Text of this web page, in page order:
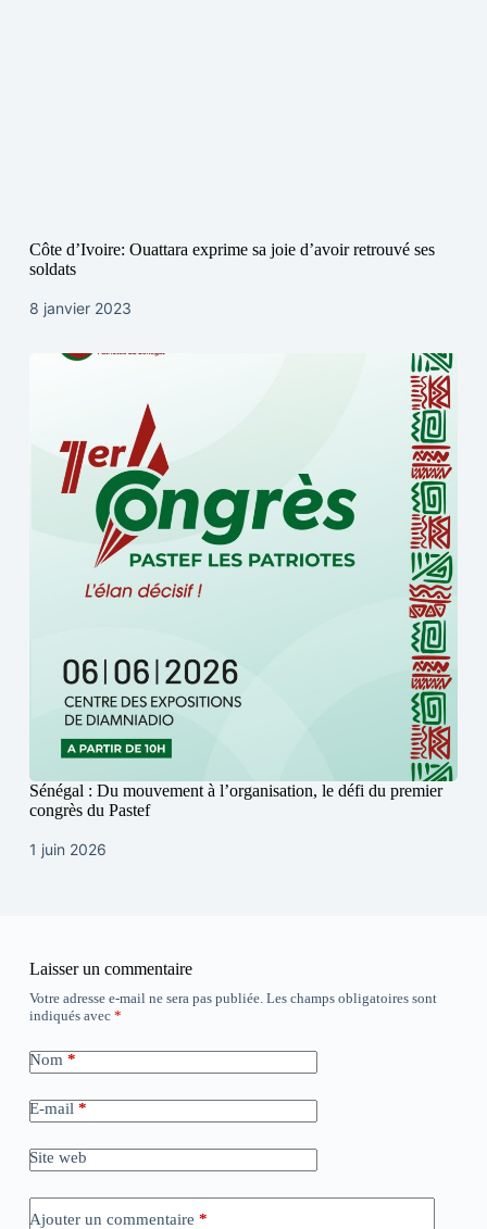
Côte d’Ivoire: Ouattara exprime sa joie d’avoir retrouvé ses
soldats
8 janvier 2023
Sénégal : Du mouvement à l’organisation, le défi du premier
congrès du Pastef
1 juin 2026
Laisser un commentaire
Votre adresse e-mail ne sera pas publiée. Les champs obligatoires sont
indiqués avec *
Nom *
E-mail *
Site web
Ajouter un commentaire *